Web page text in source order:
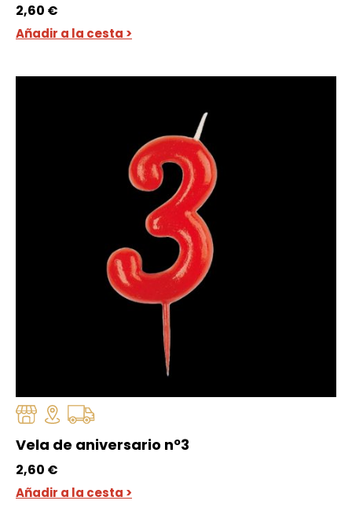
2,60 €
Añadir a la cesta >
Vela de aniversario nº3
2,60 €
Añadir a la cesta >